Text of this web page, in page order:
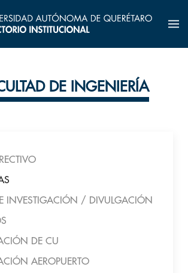
DE INGENIERÍA
INVESTIGACIÓN / DIVULGACIÓN
DE CU
AEROPUERTO